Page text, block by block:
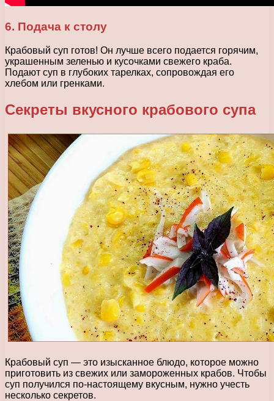
6. Подача к столу
Крабовый суп готов! Он лучше всего подается горячим,
украшенным зеленью и кусочками свежего краба.
Подают суп в глубоких тарелках, сопровождая его
хлебом или гренками.
Секреты вкусного крабового супа
Крабовый суп — это изысканное блюдо, которое можно
приготовить из свежих или замороженных крабов. Чтобы
суп получился по-настоящему вкусным, нужно учесть
несколько секретов.